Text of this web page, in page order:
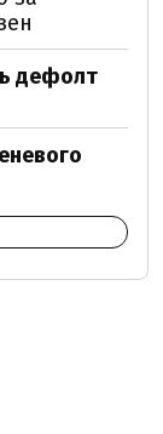
дефолт